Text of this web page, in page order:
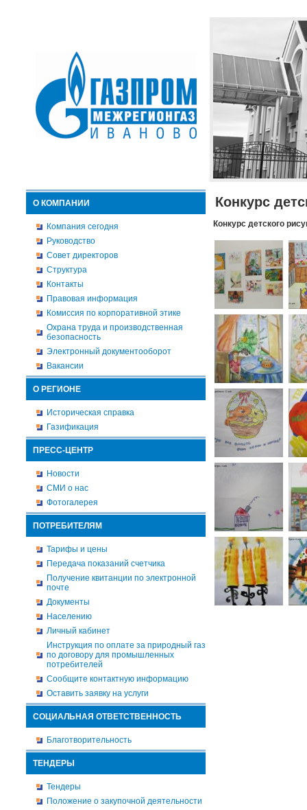
О КОМПАНИИ
Компания сегодня
Руководство
Совет директоров
Структура
Контакты
Правовая информация
Комиссия по корпоративной этике
Охрана труда и производственная
безопасность
Электронный документооборот
Вакансии
О РЕГИОНЕ
Историческая справка
Газификация
ПРЕСС-ЦЕНТР
Новости
СМИ о нас
Фотогалерея
ПОТРЕБИТЕЛЯМ
Тарифы и цены
Передача показаний счетчика
Получение квитанции по электронной
почте
Документы
Населению
Личный кабинет
Инструкция по оплате за природный газ
по договору для промышленных
потребителей
Сообщите контактную информацию
Оставить заявку на услуги
СОЦИАЛЬНАЯ ОТВЕТСТВЕННОСТЬ
Благотворительность
ТЕНДЕРЫ
Тендеры
Положение о закупочной деятельности
Конкурс
Конкурс детского